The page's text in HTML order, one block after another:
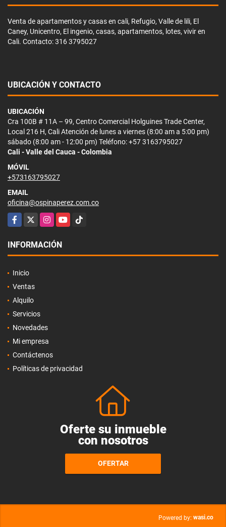
Venta de apartamentos y casas en cali, Refugio, Valle de lili, El
Caney, Unicentro, El ingenio, casas, apartamentos, lotes, vivir en
Cali. Contacto: 316 3795027
UBICACIÓN Y CONTACTO
UBICACIÓN
Cra 100B # 11A – 99, Centro Comercial Holguines Trade Center,
Local 216 H, Cali Atención de lunes a viernes (8:00 am a 5:00 pm)
sábado (8:00 am - 12:00 pm) Teléfono: +57 3163795027
Cali - Valle del Cauca - Colombia
MÓVIL
+573163795027
EMAIL
oficina@ospinaperez.com.co
Facebook
X InstagramYouTubeTikTok
INFORMACIÓN
Inicio
Ventas
Alquilo
Servicios
Novedades
Mi empresa
Contáctenos
Políticas de privacidad
Oferte su inmueble
con nosotros
OFERTAR
Powered by: wasi.co